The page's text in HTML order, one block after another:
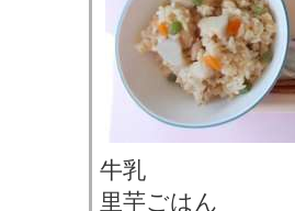
牛乳
里芋ごはん